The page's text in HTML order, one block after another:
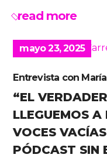
read more
mayo 23, 2025
Entrevista con
“EL
LLEGUEMOS
VOCES
PÓDCAST SIN